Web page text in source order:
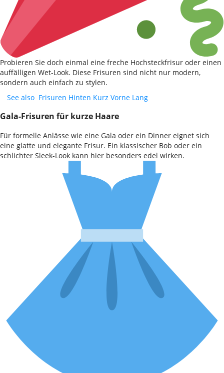
Probieren Sie doch einmal eine freche Hochsteckfrisur oder einen
auffälligen Wet-Look. Diese Frisuren sind nicht nur modern,
sondern auch einfach zu stylen.
See also Frisuren Hinten Kurz Vorne Lang
Gala-Frisuren für kurze Haare
Für formelle Anlässe wie eine Gala oder ein Dinner eignet sich
eine glatte und elegante Frisur. Ein klassischer Bob oder ein
schlichter Sleek-Look kann hier besonders edel wirken.